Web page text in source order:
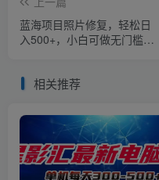
蓝海项目照片修复，轻松日
入500+，小白可做无门槛暴
相关推荐